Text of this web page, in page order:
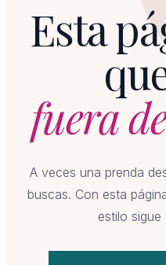
Esta
fuera
A veces una prenda
buscas. Con esta
estilo